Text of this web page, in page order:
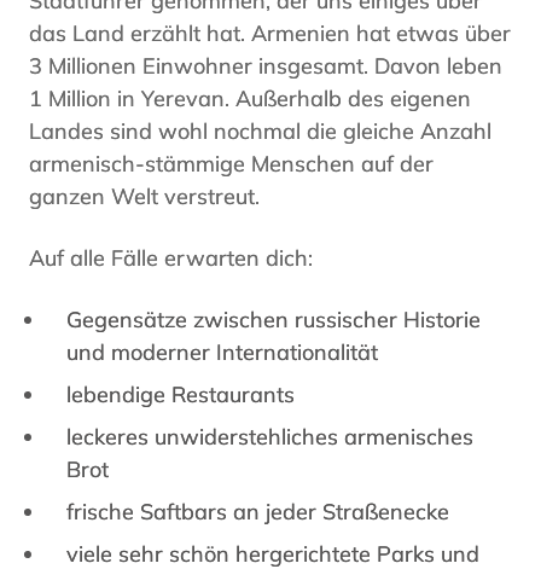
das Land erzählt hat. Armenien hat etwas über
3 Millionen Einwohner insgesamt. Davon leben
1 Million in Yerevan. Außerhalb des eigenen
Landes sind wohl nochmal die gleiche Anzahl
armenisch-stämmige Menschen auf der
ganzen Welt verstreut.
Auf alle Fälle erwarten dich:
Gegensätze zwischen russischer Historie
und moderner Internationalität
lebendige Restaurants
leckeres unwiderstehliches armenisches
Brot
frische Saftbars an jeder Straßenecke
viele sehr schön hergerichtete Parks und